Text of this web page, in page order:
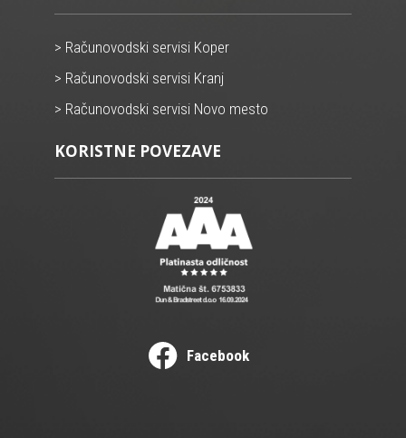
> Računovodski servisi Koper
> Računovodski servisi Kranj
> Računovodski servisi Novo mesto
KORISTNE POVEZAVE
Facebook